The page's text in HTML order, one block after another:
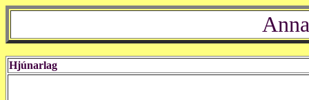
Hjúnarlag